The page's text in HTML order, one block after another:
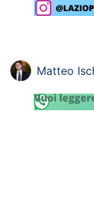
Rassegna
Social
Matteo